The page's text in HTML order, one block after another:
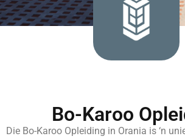
Bo-Karoo
Die Bo-Karoo Opleiding in Orania is ‘n